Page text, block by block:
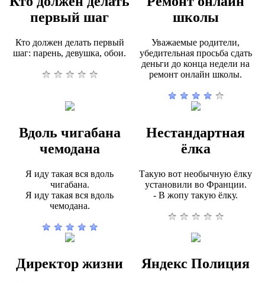
первый шаг
Кто должен делать первый
шаг: парень, девушка, обои.
школы
Уважаемые родители,
убедительная просьба сдать
деньги до конца недели на
ремонт онлайн школы.
Вдоль чигабана
чемодана
Я иду такая вся вдоль
чигабана.
Я иду такая вся вдоль
чемодана.
Нестандартная
ёлка
Такую вот необычную ёлку
установили во Франции.
- В жопу такую ёлку.
Директор жизни Яндекс Полиция